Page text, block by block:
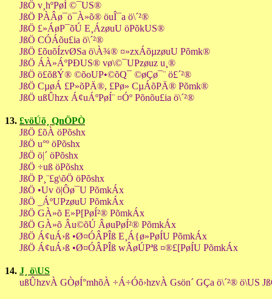
JßÖ v¸hºPøÍ ©¯US®
JßÖ PÀÂø¯ö¯À»õ® öuÎ¯a ö\´²®
JßÖ £»ÁøP¯õÚ E¸ÁzøuU öPõkUS®
JßÖ CÓÁõu£ia ö\´²®
JßÖ £õuõÍzvØSa ö\À¾® ¤»zxÁõµzøuU Põmk®
JßÖ ÁÀ»ÁºPÐUS® vø\©¯UPzøuz u¸®
JßÖ ö£õßÝ® ©õoUP•©õQ¯ ©øÇø¯¨ ö£´²®
JßÖ CµøÁ £P»õPÄ®, £Pø» CµÁõPÄ® Põmk®
JßÖ ußÛhzx Á¢uÁºPøÍ¨ ¤Óº Põnõu£ia ö\´²®
13. £vöÚõ¸ QnÖPÒ
JßÖ £õÀ öPõshx
JßÖ u°º öPõshx
JßÖ ö|´ öPõshx
JßÖ ÷uß öPõshx
JßÖ P¸¨£g\õÖ öPõshx
JßÖ •Uv ö|Ôø¯U PõmkÁx
JßÖ _ÁºUPzøuU PõmkÁx
JßÖ GÀ»õ E»P[PøÍ²® PõmkÁx
JßÖ GÀ»õ Âu©õÚ ÂøuPøÍ²® PõmkÁx
JßÖ Á¢uÁ›ß •Ø¤ÓÂPÎß E¸Á{ø»PøÍU PõmkÁx
JßÖ Á¢uÁ›ß •Ø¤ÓÂPÎß wÂøÚPªß ¤®£[PøÍU PõmkÁx
14. J¸ ö\US
ußÛhzvÀ GÒøÍ°mhõÀ ÷Á÷Óõ›hzvÀ Gsön´ GÇa ö\´²® ö\US